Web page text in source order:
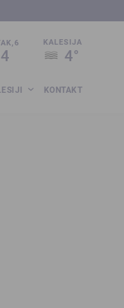
KALESIJA
4°
KONTAKT